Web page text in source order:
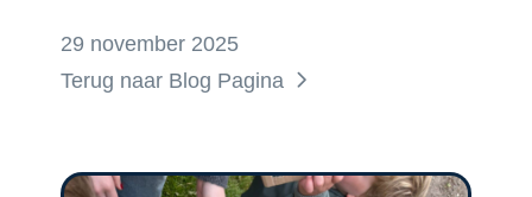
29 november 2025
Terug naar Blog Pagina